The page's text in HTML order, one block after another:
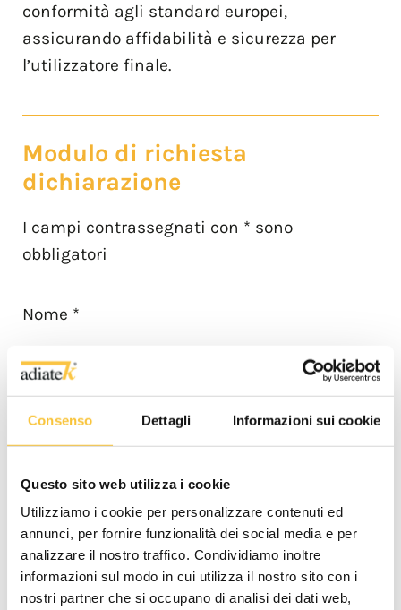
Consenso Dettagli Informazioni sui cookie
Questo sito web utilizza i cookie
Utilizziamo i cookie per personalizzare contenuti ed
annunci, per fornire funzionalità dei social media e per
analizzare il nostro traffico. Condividiamo inoltre
informazioni sul modo in cui utilizza il nostro sito con i
nostri partner che si occupano di analisi dei dati web,
conformità agli standard europei,
assicurando affidabilità e sicurezza per
l’utilizzatore finale.
Modulo di richiesta
dichiarazione
I campi contrassegnati con * sono
obbligatori
Nome *
Cognome *
Email *